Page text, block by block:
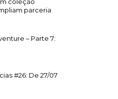
coleção
parceria
– Parte 7:
#26: De 27/07